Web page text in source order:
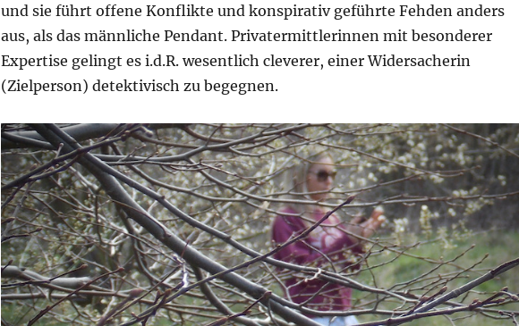
und sie führt offene Konflikte und konspirativ geführte Fehden anders
aus, als das männliche Pendant. Privatermittlerinnen mit besonderer
Expertise gelingt es i.d.R. wesentlich cleverer, einer Widersacherin
(Zielperson) detektivisch zu begegnen.